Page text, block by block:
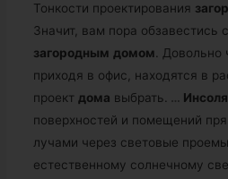
Тонкости проектирования
Значит, вам пора обзавестись
загородным домом. Довольно
приходя в офис, находятся в
проект дома выбрать. …
поверхностей и помещений
лучами через световые
естественному солнечному